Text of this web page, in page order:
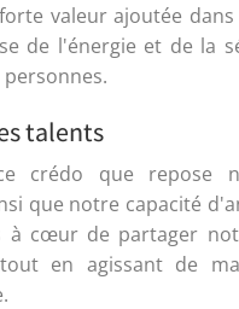
valeur ajoutée dans
de l'énergie et de la
talents
crédo que repose
que notre capacité
à cœur de partager
en agissant de